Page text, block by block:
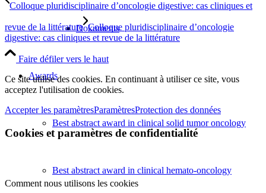
Dokuments
Awards
Best abstract award in clinical solid tumor oncology
Best abstract award in clinical hemato-oncology
Colloque pluridisciplinaire d’oncologie digestive: cas cliniques et
revue de la littérature Colloque pluridisciplinaire d’oncologie
digestive: cas cliniques et revue de la littérature
Faire défiler vers le haut
Ce site utilise des cookies. En continuant à utiliser ce site, vous
acceptez l'utilisation de cookies.
Accepter les paramètresParamètresProtection des données
Cookies et paramètres de confidentialité
Comment nous utilisons les cookies